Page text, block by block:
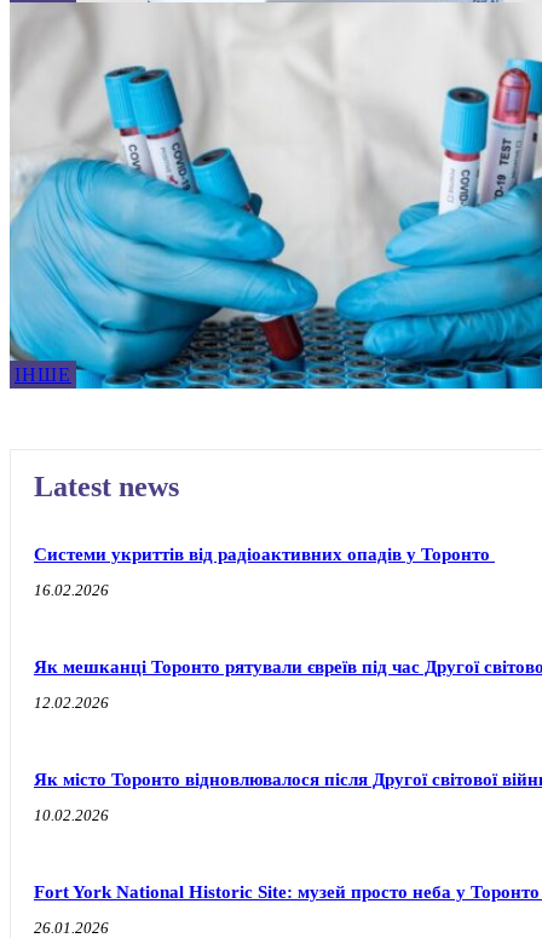
ІНШЕ
Latest news
Системи укриттів від радіоактивних опадів у Торонто
16.02.2026
Як мешканці Торонто рятували євреїв під час Другої
12.02.2026
Як місто Торонто відновлювалося після Другої світової
10.02.2026
Fort York National Historic Site: музей просто неба у
26.01.2026